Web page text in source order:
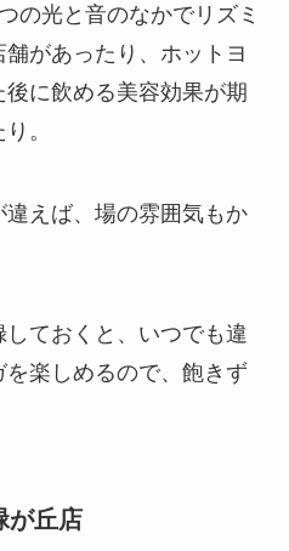
の光と音のなかでリズミ
があったり、ホットヨ
に飲める美容効果が期
。
えば、場の雰囲気もか
ておくと、いつでも違
楽しめるので、飽きず
が丘店